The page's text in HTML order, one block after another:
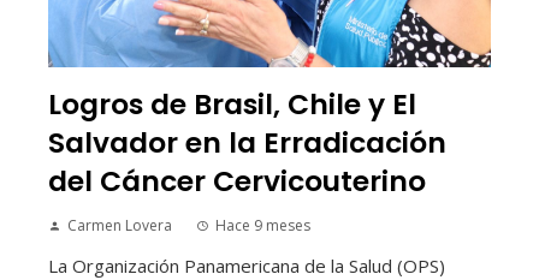
Logros de Brasil, Chile y El
Salvador en la Erradicación
del Cáncer Cervicouterino
Carmen Lovera Hace 9 meses
La Organización Panamericana de la Salud (OPS)